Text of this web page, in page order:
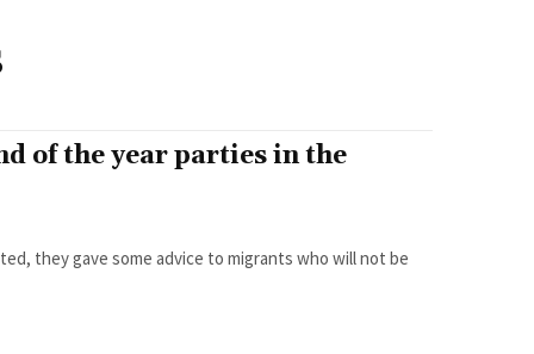
of the year parties in the
they gave some advice to migrants who will not be